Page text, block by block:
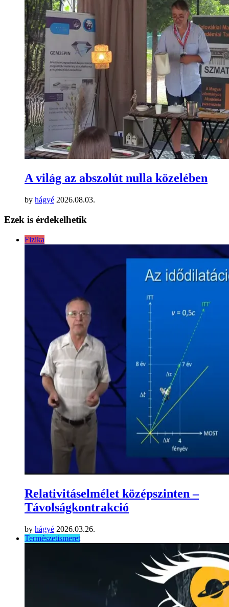
A világ az abszolút nulla közelében
by hágyé 2026.08.03.
Ezek is érdekelhetik
Fizika
Relativitáselmélet középszinten –
Távolságkontrakció
by hágyé 2026.03.26.
Természetismeret